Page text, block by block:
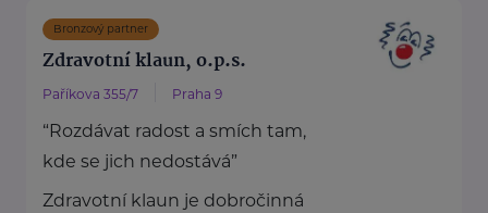
Bronzový partner
Zdravotní klaun, o.p.s.
Paříkova 355/7 Praha 9
“Rozdávat radost a smích tam,
kde se jich nedostává”
Zdravotní klaun je dobročinná